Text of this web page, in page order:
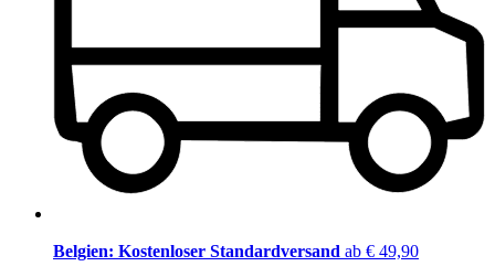
Belgien: Kostenloser Standardversand ab € 49,90